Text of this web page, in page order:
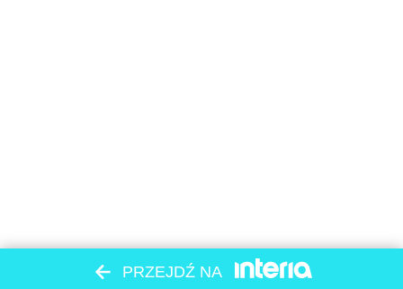
PRZEJDŹ NA